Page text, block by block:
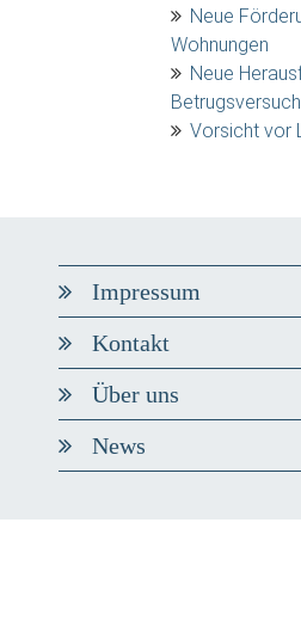
Neue
Wohnungen
Neue
Vorsicht vor
Impressum
Kontakt
Über uns
News